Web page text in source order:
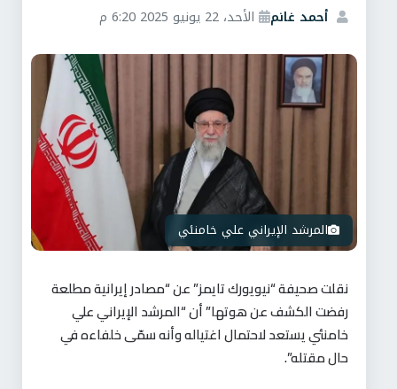
أحمد غانم الأحد، 22 يونيو 2025 6:20 م
المرشد الإيراني علي خامنئي
نقلت صحيفة “نيويورك تايمز” عن “مصادر إيرانية مطلعة
رفضت الكشف عن هوتها” أن “المرشد الإيراني علي
خامنئي يستعد لاحتمال اغتياله وأنه سمّى خلفاءه في
حال مقتله”.